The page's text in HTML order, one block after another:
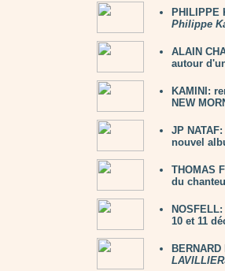
PHILIPPE
Philippe
ALAIN
autour
KAMINI:
NEW
JP
nouvel
THOMAS
du
10 et 11